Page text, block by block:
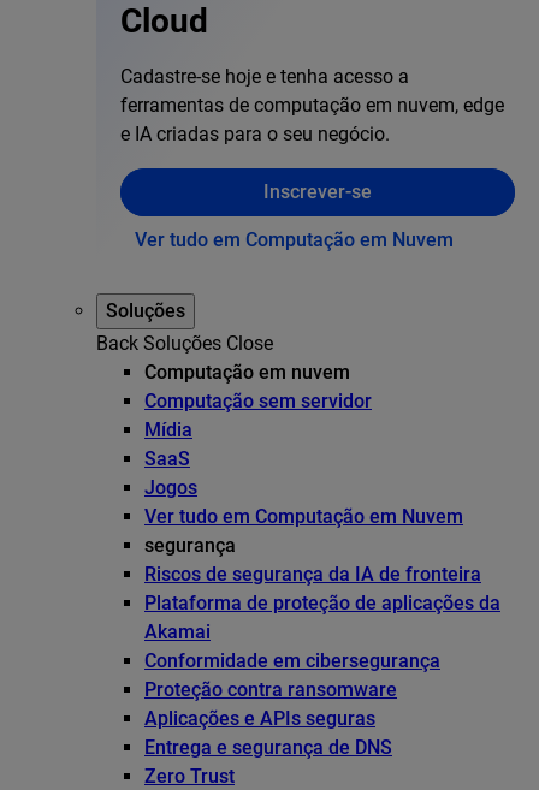
Cloud
Cadastre-se hoje e tenha acesso a
ferramentas de computação em nuvem, edge
e IA criadas para o seu negócio.
Inscrever-se
Ver tudo em Computação em Nuvem
Soluções
Back Soluções Close
Computação em nuvem
Computação sem servidor
Mídia
SaaS
Jogos
Ver tudo em Computação em Nuvem
segurança
Riscos de segurança da IA de fronteira
Plataforma de proteção de aplicações da
Akamai
Conformidade em cibersegurança
Proteção contra ransomware
Aplicações e APIs seguras
Entrega e segurança de DNS
Zero Trust